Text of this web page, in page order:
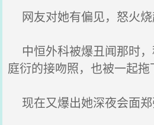
网友对她有偏见，怒火烧
中恒外科被爆丑闻那时
庭衍的接吻照，也被一起拖
现在又爆出她深夜会面郑